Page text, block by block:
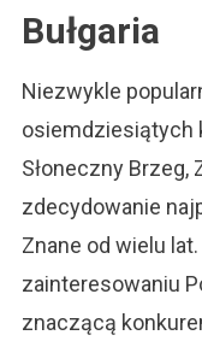
Bułgaria
Niezwykle
osiemdziesiątych
Słoneczny Brzeg,
zdecydowanie
Znane od wielu
zainteresowaniu
znaczącą